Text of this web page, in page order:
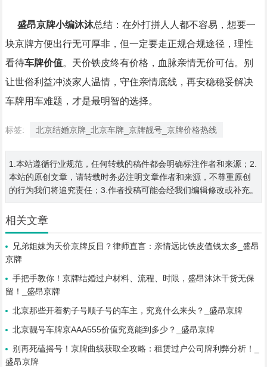
盛昂京牌小编沐沐总结：在外打拼人人都不容易，想要一
块京牌方便出行无可厚非，但一定要走正规合规途径，理性
看待车牌价值。天价铁皮终有价格，血脉亲情无价可估。别
让世俗利益冲淡家人温情，守住亲情底线，再安稳稳妥解决
车牌用车难题，才是最明智的选择。
标签: 北京结婚京牌_北京车牌_京牌靓号_京牌价格热线
1.本站遵循行业规范，任何转载的稿件都会明确标注作者和来源；2.
本站的原创文章，请转载时务必注明文章作者和来源，不尊重原创
的行为我们将追究责任；3.作者投稿可能会经我们编辑修改或补充。
相关文章
兄弟姐妹为天价京牌反目？律师直言：亲情远比铁皮值钱太多_盛昂
京牌
手把手教你！京牌结婚过户材料、流程、时限，盛昂沐沐干货无保
留！_盛昂京牌
北京那些开着豹子号顺子号的车主，究竟什么来头？_盛昂京牌
北京靓号车牌京AAA555价值究竟能到多少？_盛昂京牌
别再死磕摇号！京牌曲线获取全攻略：租赁过户公司牌利弊分析！_
盛昂京牌